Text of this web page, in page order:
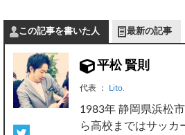
この記事を書いた人 最新の記事
平松 賢則
代表 ： Lito.
1983年 静岡県浜松
ら高校まではサッカ